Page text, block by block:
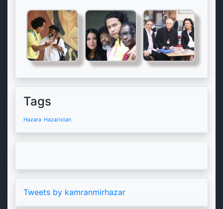
Tags
Hazara Hazaristan
Tweets by kamranmirhazar